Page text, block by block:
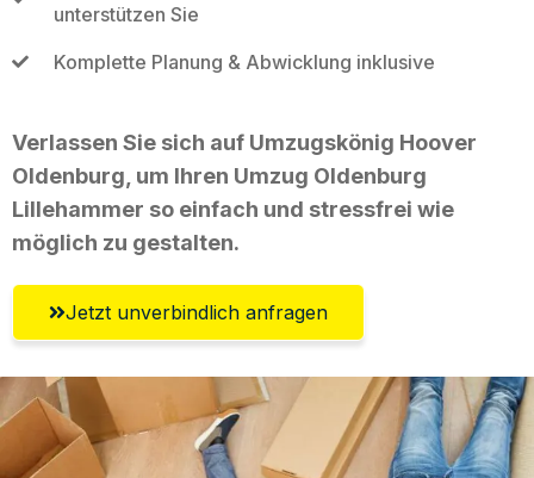
unterstützen Sie
Komplette Planung & Abwicklung inklusive
Verlassen Sie sich auf Umzugskönig Hoover
Oldenburg, um Ihren Umzug Oldenburg
Lillehammer so einfach und stressfrei wie
möglich zu gestalten.
Jetzt unverbindlich anfragen